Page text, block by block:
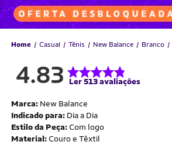
Home Casual Tênis New Balance Branco
4.83 Ler 513 avaliações
Marca: New Balance
Indicado para: Dia a Dia
Estilo da Peça: Com logo
Material: Couro e Têxtil